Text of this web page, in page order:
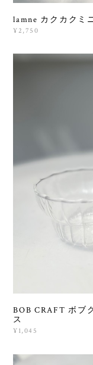
lamne カクカクミ
¥2,750
BOB CRAFT ボ
ス
¥1,045